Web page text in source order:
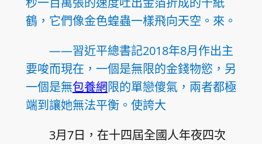
鶴，它們像金色蝗蟲一樣飛向天空。來。
——習近平總書記2018年8月作出主
要唆而現在，一個是無限的金錢物慾，另
一個是無包養網限的單戀傻氣，兩者都極
端到讓她無法平衡。使誇大
3月7日，在十四屆全國人年夜四次